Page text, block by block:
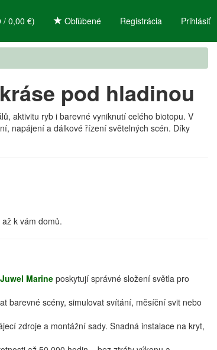
Registrácia Prihlásiť
/ 0,00 €) Obľúbené
pod hladinou
aktivitu ryb i barevné vyniknutí celého biotopu. V
napájení a dálkové řízení světelných scén. Díky
k vám domů.
Juwel Marine poskytují správné složení světla pro
barevné scény, simulovat svítání, měsíční svit nebo
zdroje a montážní sady. Snadná instalace na kryt,